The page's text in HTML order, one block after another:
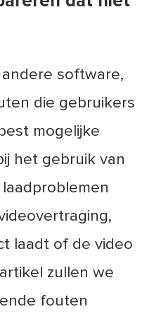
andere software,
die gebruikers
mogelijke
het gebruik van
laadt of de video
zullen we
fouten